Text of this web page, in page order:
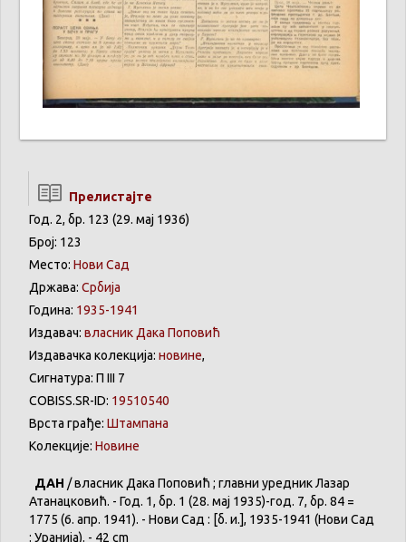
Прелистајте
Год. 2, бр. 123 (29. мај 1936)
Број: 123
Место: Нови Сад
Држава: Србија
Година: 1935-1941
Издавач: власник Дака Поповић
Издавачка колекција: новине,
Сигнатура: П III 7
COBISS.SR-ID: 19510540
Врста грађе: Штампана
Колекције: Новине
ДАН / власник Дака Поповић ; главни уредник Лазар
Атанацковић. - Год. 1, бр. 1 (28. мај 1935)-год. 7, бр. 84 =
1775 (6. апр. 1941). - Нови Сад : [б. и.], 1935-1941 (Нови Сад
: Уранија). - 42 cm